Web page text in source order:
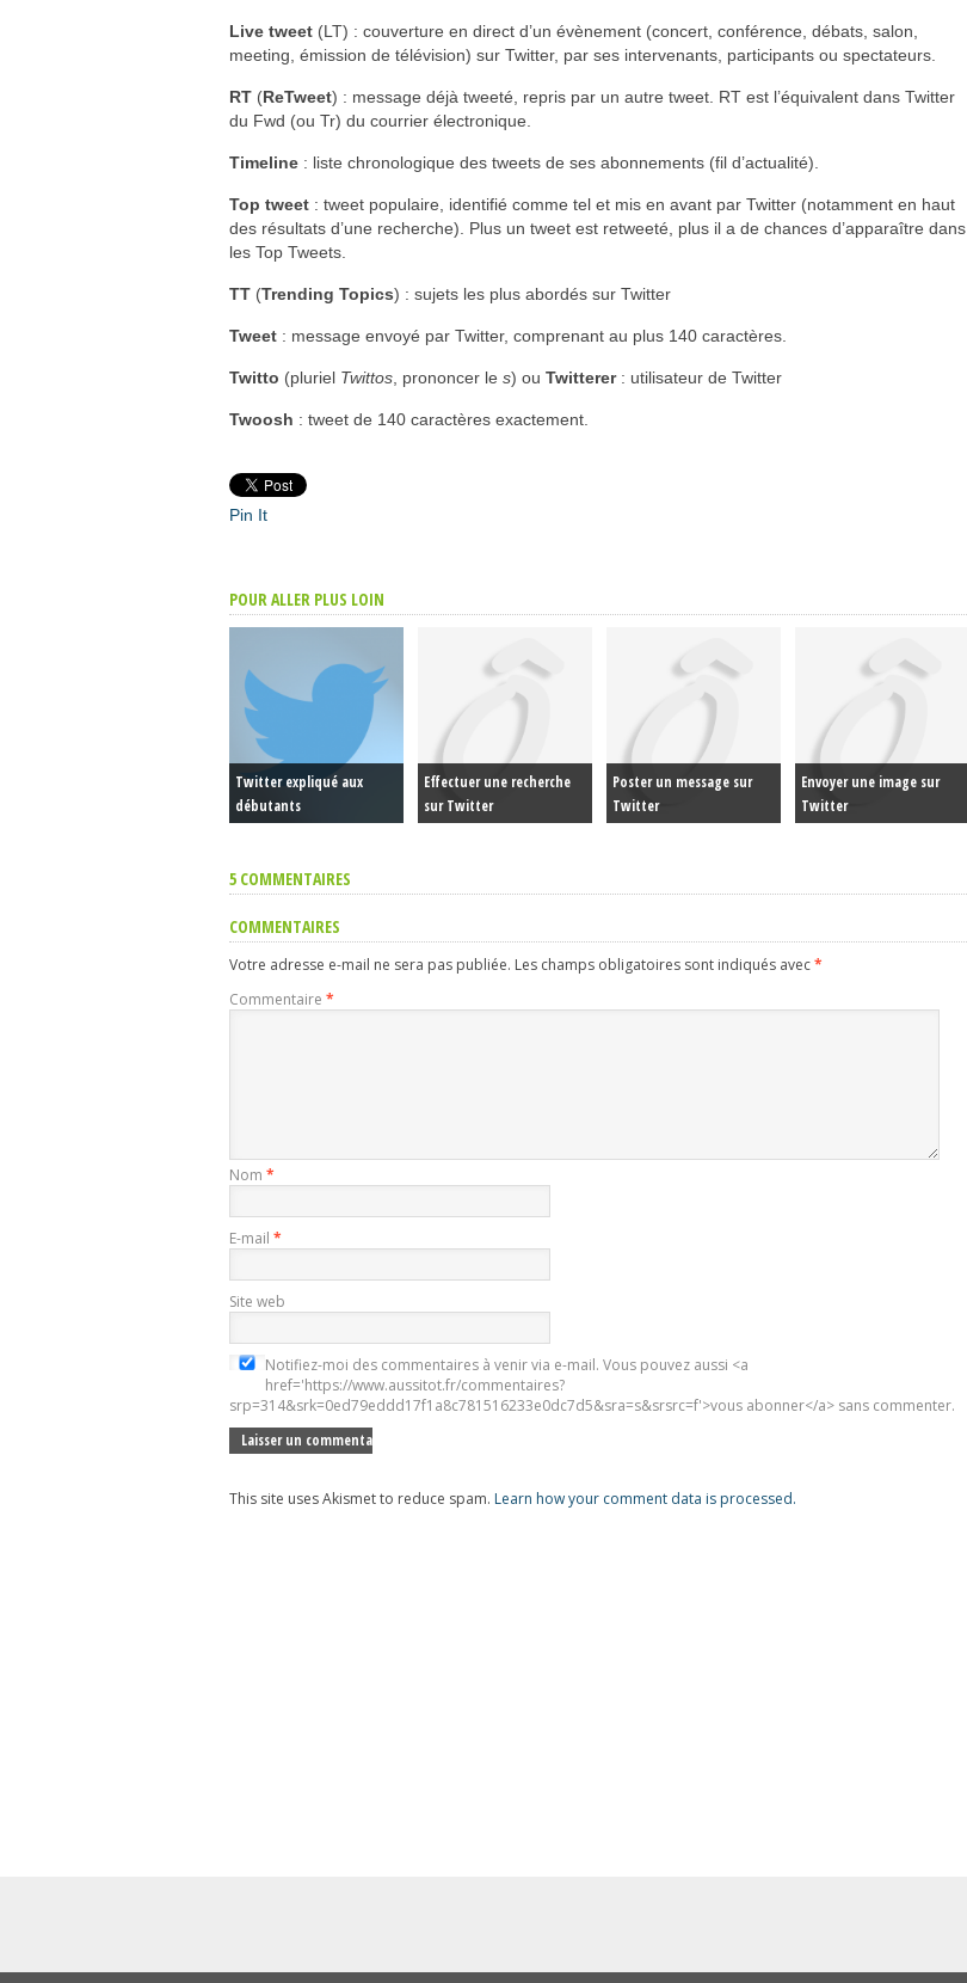
Live tweet (LT) : couverture en direct d’un évènement (concert, conférence, débats, salon,
meeting, émission de télévision) sur Twitter, par ses intervenants, participants ou spectateurs.
RT (ReTweet) : message déjà tweeté, repris par un autre tweet. RT est l’équivalent dans Twitter
du Fwd (ou Tr) du courrier électronique.
Timeline : liste chronologique des tweets de ses abonnements (fil d’actualité).
Top tweet : tweet populaire, identifié comme tel et mis en avant par Twitter (notamment en haut
des résultats d’une recherche). Plus un tweet est retweeté, plus il a de chances d’apparaître dans
les Top Tweets.
TT (Trending Topics) : sujets les plus abordés sur Twitter
Tweet : message envoyé par Twitter, comprenant au plus 140 caractères.
Twitto (pluriel Twittos , prononcer le s) ou Twitterer: utilisateur de Twitter
Twoosh : tweet de 140 caractères exactement.
Pin It
POUR ALLER PLUS LOIN
Twitter expliqué aux
débutants
Effectuer une recherche
sur Twitter
Poster un message sur
Twitter
Envoyer une image sur
Twitter
5 COMMENTAIRES
COMMENTAIRES
Votre adresse e-mail ne sera pas publiée. Les champs obligatoires sont indiqués avec*
Commentaire *
Nom *
E-mail *
Site web
Notifiez-moi des commentaires à venir via e-mail. Vous pouvez aussi <a
href='https://www.aussitot.fr/commentaires?
srp=314&srk=0ed79eddd17f1a8c781516233e0dc7d5&sra=s&srsrc=f'>vous abonner</a> sans commenter.
This site uses Akismet to reduce spam. Learn how your comment data is processed.